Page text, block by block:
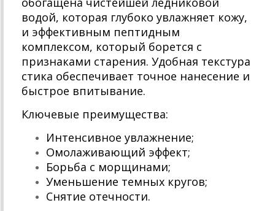
водой, которая глубоко увлажняет кожу,
и эффективным пептидным
комплексом, который борется с
признаками старения. Удобная текстура
стика обеспечивает точное нанесение и
быстрое впитывание.
Ключевые преимущества:
Интенсивное увлажнение;
Омолаживающий эффект;
Борьба с морщинами;
Уменьшение темных кругов;
Снятие отечности.